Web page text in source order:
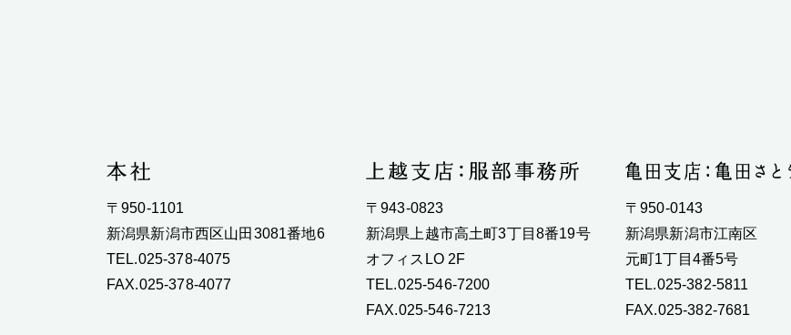
〒950-1101
新潟県新潟市西区山田3081番地6
TEL.025-378-4075
FAX.025-378-4077
〒943-0823
新潟県上越市高土町3丁目8番19号
オフィスLO 2F
TEL.025-546-7200
FAX.025-546-7213
〒950-0143
新潟県新潟市江南区
元町1丁目4番5号
TEL.025-382-5811
FAX.025-382-7681